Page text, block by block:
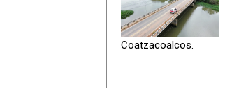
Coatzacoalcos.